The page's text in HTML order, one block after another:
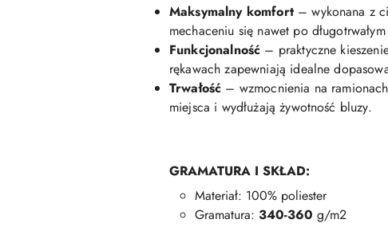
Maksymalny komfort– wykonana z
mechaceniu się nawet po
Funkcjonalność – praktyczne
rękawach zapewniają idealne
Trwałość – wzmocnienia na
miejsca i wydłużają żywotność bluzy.
GRAMATURA I SKŁAD:
Materiał: 100% poliester
Gramatura: 340-360 g/m2